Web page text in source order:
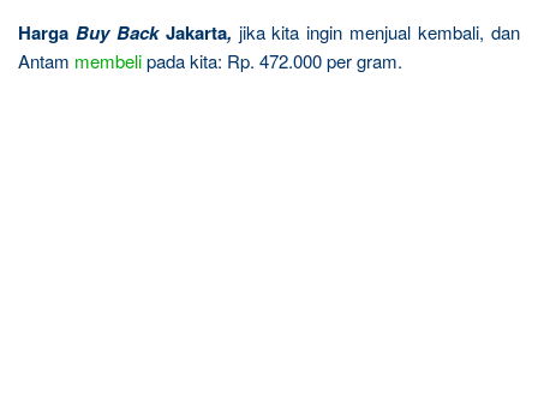
Harga Buy Back Jakarta, jika kita ingin menjual kembali, dan
Antam membelipada kita: Rp. 472.000 per gram.